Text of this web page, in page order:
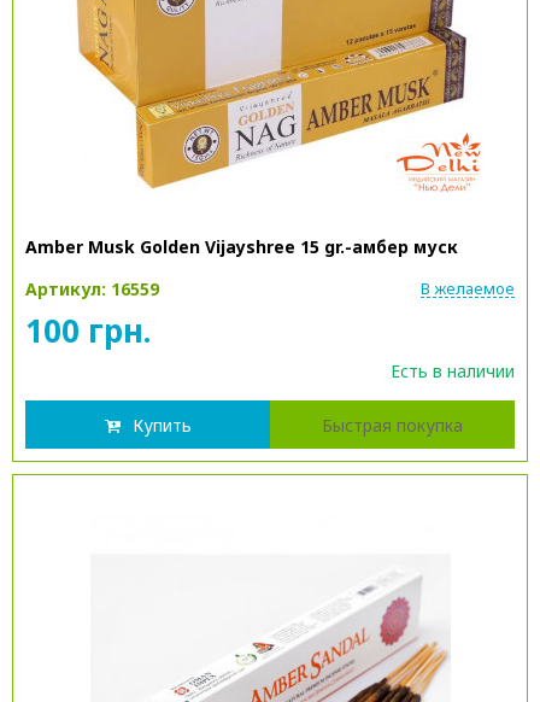
Amber Musk Golden Vijayshree 15 gr.-амбер муск
Артикул: 16559
В желаемое
100 грн.
Есть в наличии
Купить Быстрая покупка